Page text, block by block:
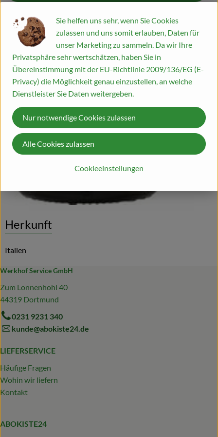
Blog Kiste
Erst ab 07.09.2026 lieferbar!
Bitte bis 01.09.2026 vorbestellen!
#54413 55,90 €/ Kiste 74,53 €/ l 19% MwSt Handelsklasse II
Rezepte
Info
Entdecke passende RezepteEs wurden
Info
Perfekter klassischer Spumante, frisch & cremig
Herkunft
Italien
Werkhof Service GmbH
Zum Lonnenhohl 40
44319 Dortmund
0231 9231 340
kunde@abokiste24.de
LIEFERSERVICE
Häufige Fragen
Wohin wir liefern
Kontakt
ABOKISTE24
Sie helfen uns sehr, wenn Sie Cookies
zulassen und uns somit erlauben, Daten für
unser Marketing zu sammeln. Da wir Ihre
Privatsphäre sehr wertschätzen, haben Sie in
Übereinstimmung mit der EU-Richtlinie 2009/136/EG (E-
Privacy) die Möglichkeit genau einzustellen, an welche
Dienstleister Sie Daten weitergeben.
Cookieeinstellungen
Nur notwendige Cookies zulassen
Alle Cookies zulassen